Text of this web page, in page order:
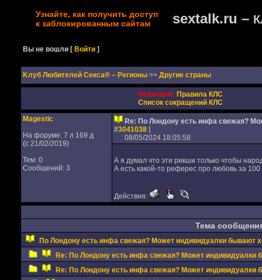
Узнайте, как получить доступ
к заблокированным сайтам
sextalk.ru –
Вы не вошли [Войти ]
Kлуб Любителей Секса® – Регионы >> Другие страны
Новичкам: Правила КЛС
Список сокращений КЛС
Magestic
На форуме: 7 л 169 д
(с 21/02/2019)
Тем: 0
Сообщений: 3
Re: По Лондону есть инфа свежая?
#3041038]
08/05/2024 18:05:58
А я думал что эти рикши только чтобы
А есть какой-то реферес про любовь за
Действия:
Тема
По Лондону есть инфа свежая? Может индивидуалки бывают
Re: По Лондону есть инфа свежая? Может индивидуалки
Re: По Лондону есть инфа свежая? Может индивидуалки